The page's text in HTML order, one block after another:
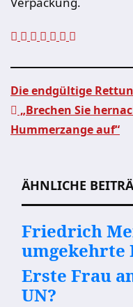
Die endgültige
„Brechen Sie
Hummerzange auf“
ÄHNLICHE
Friedrich
umgekehrte
Erste Frau
UN?